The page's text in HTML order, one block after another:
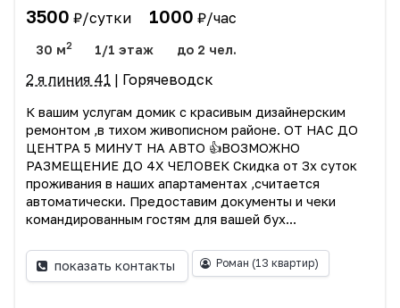
3500 ₽/сутки 1000 ₽/час
30 м2 1/1 этаж до 2 чел.
2 я линия 41 | Горячеводск
К вашим услугам домик с красивым дизайнерским
ремонтом ,в тихом живописном районе. ОТ НАС ДО
ЦЕНТРА 5 МИНУТ НА АВТО 👍ВОЗМОЖНО
РАЗМЕЩЕНИЕ ДО 4Х ЧЕЛОВЕК Скидка от 3х суток
проживания в наших апартаментах ,считается
автоматически. Предоставим документы и чеки
командированным гостям для вашей бух...
показать контакты Роман (13 квартир)